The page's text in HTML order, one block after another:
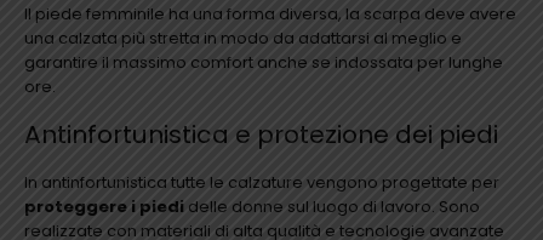
Il piede femminile ha una forma diversa, la scarpa deve avere
una calzata più stretta in modo da adattarsi al meglio e
garantire il massimo comfort anche se indossata per lunghe
ore.
Antinfortunistica e protezione dei piedi
In antinfortunistica tutte le calzature vengono progettate per
proteggere i piedi delle donne sul luogo di lavoro. Sono
realizzate con materiali di alta qualità e tecnologie avanzate